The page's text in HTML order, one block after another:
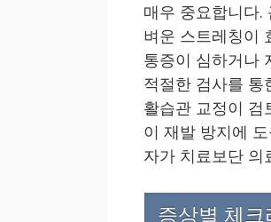
매우 중요합니다.
벼운 스트레칭이
통증이 심하거나
적절한 검사를 통
활습관 교정이 검
이 재발 방지에
자가 치료보단 의
증상별 체